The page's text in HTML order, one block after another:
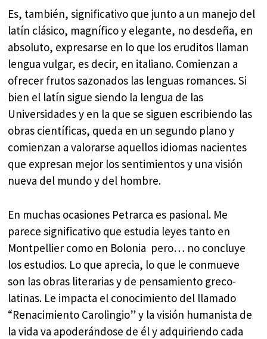
Es, también, significativo que junto a un manejo del
latín clásico, magnífico y elegante, no desdeña, en
absoluto, expresarse en lo que los eruditos llaman
lengua vulgar, es decir, en italiano. Comienzan a
ofrecer frutos sazonados las lenguas romances. Si
bien el latín sigue siendo la lengua de las
Universidades y en la que se siguen escribiendo las
obras científicas, queda en un segundo plano y
comienzan a valorarse aquellos idiomas nacientes
que expresan mejor los sentimientos y una visión
nueva del mundo y del hombre.
En muchas ocasiones Petrarca es pasional. Me
parece significativo que estudia leyes tanto en
Montpellier como en Bolonia pero… no concluye
los estudios. Lo que aprecia, lo que le conmueve
son las obras literarias y de pensamiento greco-
latinas. Le impacta el conocimiento del llamado
“Renacimiento Carolingio” y la visión humanista de
la vida va apoderándose de él y adquiriendo cada